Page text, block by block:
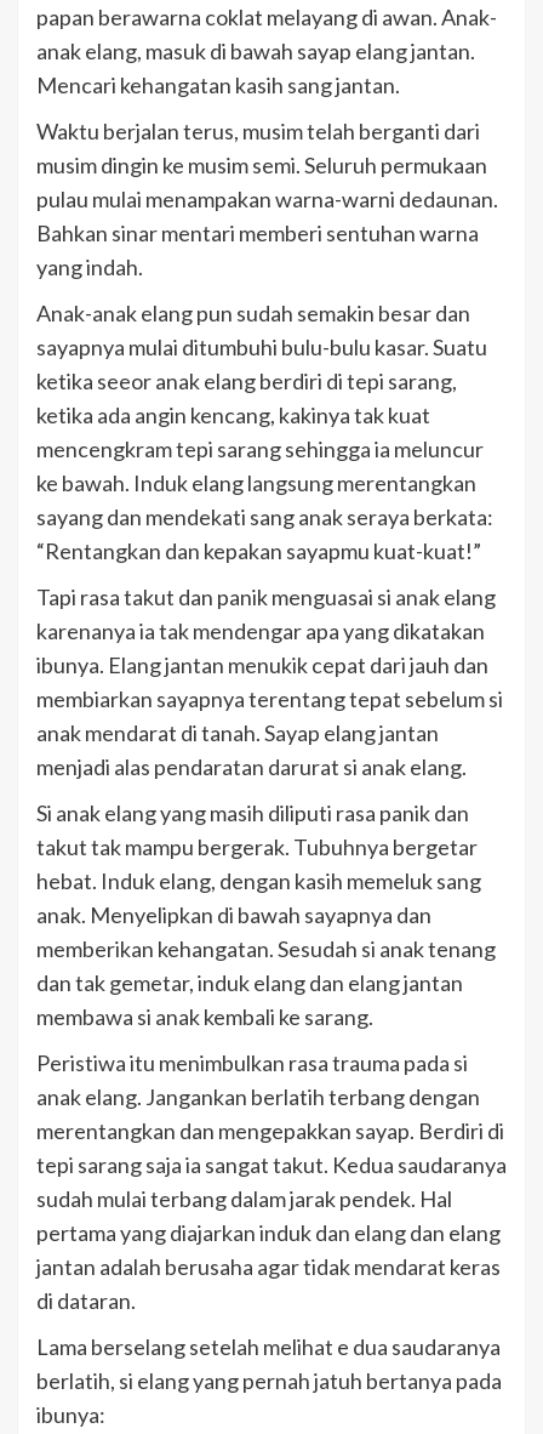
papan berawarna coklat melayang di awan. Anak-
anak elang, masuk di bawah sayap elang jantan.
Mencari kehangatan kasih sang jantan.
Waktu berjalan terus, musim telah berganti dari
musim dingin ke musim semi. Seluruh permukaan
pulau mulai menampakan warna-warni dedaunan.
Bahkan sinar mentari memberi sentuhan warna
yang indah.
Anak-anak elang pun sudah semakin besar dan
sayapnya mulai ditumbuhi bulu-bulu kasar. Suatu
ketika seeor anak elang berdiri di tepi sarang,
ketika ada angin kencang, kakinya tak kuat
mencengkram tepi sarang sehingga ia meluncur
ke bawah. Induk elang langsung merentangkan
sayang dan mendekati sang anak seraya berkata:
“Rentangkan dan kepakan sayapmu kuat-kuat!”
Tapi rasa takut dan panik menguasai si anak elang
karenanya ia tak mendengar apa yang dikatakan
ibunya. Elang jantan menukik cepat dari jauh dan
membiarkan sayapnya terentang tepat sebelum si
anak mendarat di tanah. Sayap elang jantan
menjadi alas pendaratan darurat si anak elang.
Si anak elang yang masih diliputi rasa panik dan
takut tak mampu bergerak. Tubuhnya bergetar
hebat. Induk elang, dengan kasih memeluk sang
anak. Menyelipkan di bawah sayapnya dan
memberikan kehangatan. Sesudah si anak tenang
dan tak gemetar, induk elang dan elang jantan
membawa si anak kembali ke sarang.
Peristiwa itu menimbulkan rasa trauma pada si
anak elang. Jangankan berlatih terbang dengan
merentangkan dan mengepakkan sayap. Berdiri di
tepi sarang saja ia sangat takut. Kedua saudaranya
sudah mulai terbang dalam jarak pendek. Hal
pertama yang diajarkan induk dan elang dan elang
jantan adalah berusaha agar tidak mendarat keras
di dataran.
Lama berselang setelah melihat e dua saudaranya
berlatih, si elang yang pernah jatuh bertanya pada
ibunya: